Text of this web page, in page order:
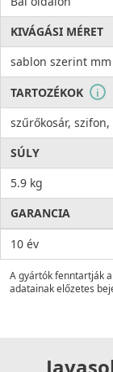
KIVÁGÁSI MÉRET
sablon szerint mm
TARTOZÉKOK
i
szűrőkosár,
SÚLY
5.9 kg
GARANCIA
10 év
A gyártók fenntartják
adatainak előzetes